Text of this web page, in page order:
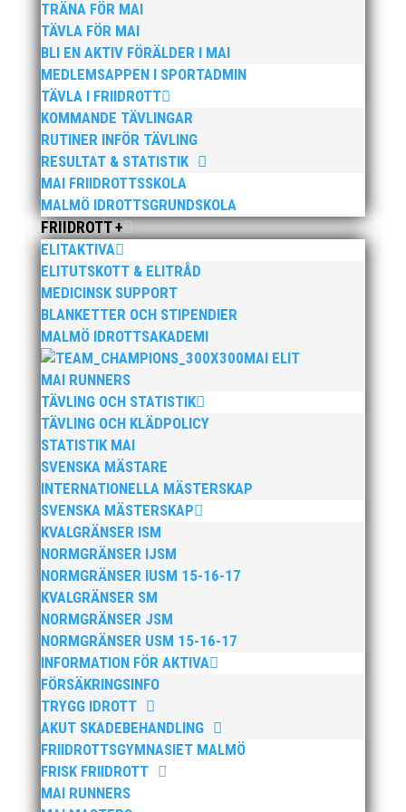
TRÄNA FÖR MAI
TÄVLA FÖR MAI
BLI EN AKTIV FÖRÄLDER I MAI
MEDLEMSAPPEN I SPORTADMIN
TÄVLA I FRIIDROTT
KOMMANDE TÄVLINGAR
RUTINER INFÖR TÄVLING
RESULTAT & STATISTIK
MAI FRIIDROTTSSKOLA
MALMÖ IDROTTSGRUNDSKOLA
FRIIDROTT +
ELITAKTIVA
ELITUTSKOTT & ELITRÅD
MEDICINSK SUPPORT
BLANKETTER OCH STIPENDIER
MALMÖ IDROTTSAKADEMI
MAI ELIT
MAI RUNNERS
TÄVLING OCH STATISTIK
TÄVLING OCH KLÄDPOLICY
STATISTIK MAI
SVENSKA MÄSTARE
INTERNATIONELLA MÄSTERSKAP
SVENSKA MÄSTERSKAP
KVALGRÄNSER ISM
NORMGRÄNSER IJSM
NORMGRÄNSER IUSM 15-16-17
KVALGRÄNSER SM
NORMGRÄNSER JSM
NORMGRÄNSER USM 15-16-17
INFORMATION FÖR AKTIVA
FÖRSÄKRINGSINFO
TRYGG IDROTT
AKUT SKADEBEHANDLING
FRIIDROTTSGYMNASIET MALMÖ
FRISK FRIIDROTT
MAI RUNNERS
Finalen genomförs måndagen den 6:e.
Lycka till Coach Fritz och Angelica!
Publicerat tidigare
Bilder från Stafett-SM 2026. Foto: Thomas
Leandersson Fler bilder från MAI:s Årsmöte 2026
Anders Hallström, 55, blir ny klubbchef i MAI. Han
börjar sin anställning den 13 april. Anders har ett
brett idrottsintresse och har bland annat fungerat
som tränare inom hockeyn i Trelleborg och fotbollen i
Höllviken tidigare. I fortsättningen blir det dock
friidrott...